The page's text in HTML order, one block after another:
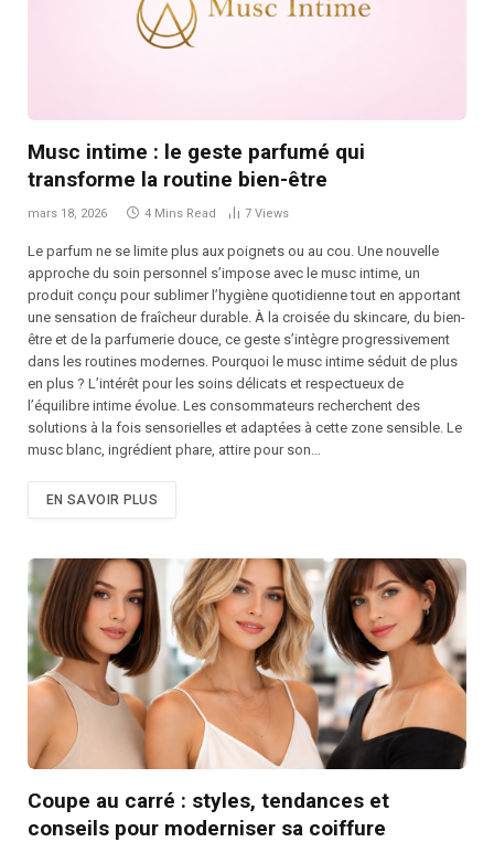
Musc intime : le geste parfumé qui
transforme la routine bien-être
mars 18, 2026 4 Mins Read 7 Views
Le parfum ne se limite plus aux poignets ou au cou. Une nouvelle
approche du soin personnel s’impose avec le musc intime, un
produit conçu pour sublimer l’hygiène quotidienne tout en apportant
une sensation de fraîcheur durable. À la croisée du skincare, du bien-
être et de la parfumerie douce, ce geste s’intègre progressivement
dans les routines modernes. Pourquoi le musc intime séduit de plus
en plus ? L’intérêt pour les soins délicats et respectueux de
l’équilibre intime évolue. Les consommateurs recherchent des
solutions à la fois sensorielles et adaptées à cette zone sensible. Le
musc blanc, ingrédient phare, attire pour son…
EN SAVOIR PLUS
Coupe au carré : styles, tendances et
conseils pour moderniser sa coiffure